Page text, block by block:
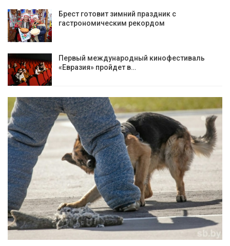
Брест готовит зимний праздник с
гастрономическим рекордом
Первый международный кинофестиваль
«Евразия» пройдет в…